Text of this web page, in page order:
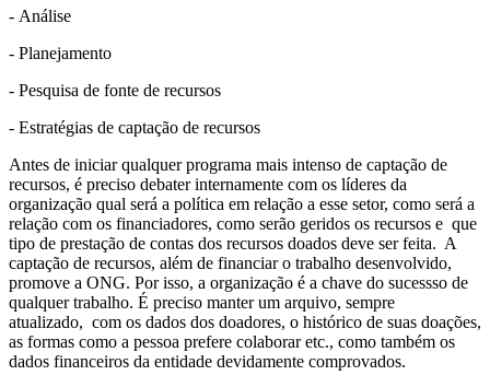
- Análise
- Planejamento
- Pesquisa de fonte de recursos
- Estratégias de captação de recursos
Antes de iniciar qualquer programa mais intenso de captação de
recursos, é preciso debater internamente com os líderes da
organização qual será a política em relação a esse setor, como será a
relação com os financiadores, como serão geridos os recursos e que
tipo de prestação de contas dos recursos doados deve ser feita. A
captação de recursos, além de financiar o trabalho desenvolvido,
promove a ONG. Por isso, a organização é a chave do sucessso de
qualquer trabalho. É preciso manter um arquivo, sempre
atualizado, com os dados dos doadores, o histórico de suas doações,
as formas como a pessoa prefere colaborar etc., como também os
dados financeiros da entidade devidamente comprovados.